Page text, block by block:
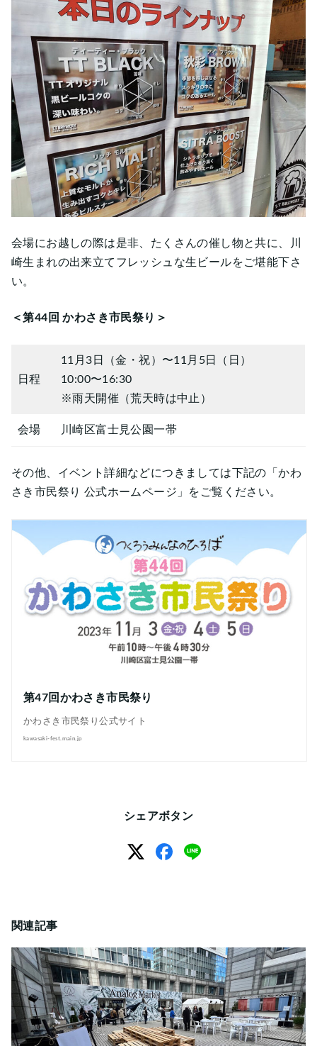
会場にお越しの際は是非、たくさんの催し物と共に、川
崎生まれの出来立てフレッシュな生ビールをご堪能下さ
い。
＜第44回 かわさき市民祭り ＞
日程
11月3日（金・祝）〜11月5日（日）
10:00〜16:30
※雨天開催（荒天時は中止）
会場 川崎区富士見公園一帯
その他、イベント詳細などにつきましては下記の「かわ
さき市民祭り 公式ホームページ」をご覧ください。
第47回かわさき市民祭り
かわさき市民祭り公式サイト
kawasaki-fest.main.jp
シェアボタン
関連記事